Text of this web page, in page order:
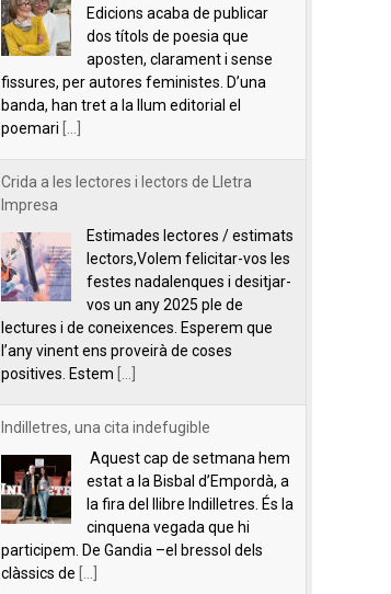
Edicions acaba de publicar
dos títols de poesia que
aposten, clarament i sense
fissures, per autores feministes. D’una
banda, han tret a la llum editorial el
poemari
Crida a les lectores i lectors de Lletra
Impresa
Estimades lectores / estimats
lectors,Volem felicitar-vos les
festes nadalenques i desitjar-
vos un any 2025 ple de
lectures i de coneixences. Esperem que
l’any vinent ens proveirà de coses
positives. Estem
Indilletres, una cita indefugible
Aquest cap de setmana hem
estat a la Bisbal d’Empordà, a
la fira del llibre Indilletres. És la
cinquena vegada que hi
participem. De Gandia –el bressol dels
clàssics de